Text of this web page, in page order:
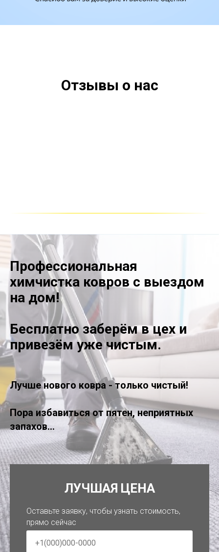
Отзывы о нас
Профессиональная
химчистка ковров с выездом
на дом!
Бесплатно заберём в цех и
привезём уже чистым.
Лучше нового ковра - только чистый!
Пора избавиться от пятен, неприятных
запахов...
ЛУЧШАЯ ЦЕНА
Оставьте заявку, чтобы узнать стоимость,
прямо сейчас